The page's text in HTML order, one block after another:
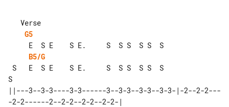
G5
B5/G
S
||---3--3-3----3-3------3--3-3--3-3--3-3-|-2--2-2---
-2-2------2--2-2--2-2--2-2-|